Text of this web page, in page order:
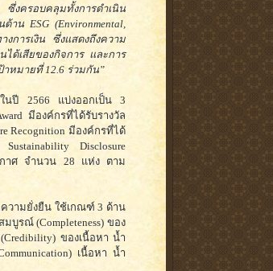
งครอบคลุมทั้งการดำเนิน
น ESG (Environmental,
การเงิน ซึ่งแสดงถึงความ
ด้เสียของกิจการ และการ
าหมายที่ 12.6 ร่วมกัน”
ในปี 2566 แบ่งออกเป็น 3
มีองค์กรที่ได้รับรางวัล
Recognition มีองค์กรที่ได้
Disclosure
กาศ จำนวน 28 แห่ง ตาม
วามยั่งยืน ใช้เกณฑ์ 3 ด้าน
บูรณ์ (Completeness) ของ
ของเนื้อหา น้ำ
เนื้อหา น้ำ